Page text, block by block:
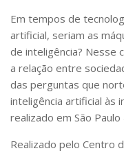
Concluídos
Publicações
Livros
Manuais e Guias
Artigos
Teses e
Em tempos de
artificial, seriam as
de inteligência? Nesse
a relação entre
das perguntas que
inteligência artificial às
realizado em São
Realizado pelo Centro